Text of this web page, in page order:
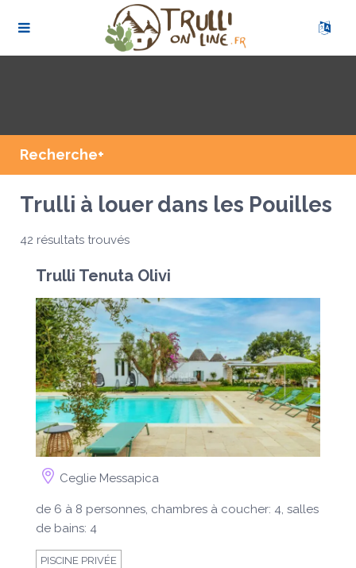
Recherche+
Trulli à louer dans les Pouilles
42 résultats trouvés
Trulli Tenuta Olivi
Ceglie Messapica
de 6 à 8 personnes, chambres à coucher: 4, salles
de bains: 4
PISCINE PRIVÉE